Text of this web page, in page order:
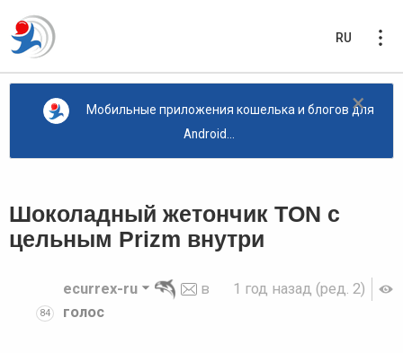
RU
×
Мобильные приложения кошелька и блогов для
Android...
Шоколадный жетончик TON с
цельным Prizm внутри
1 год назад (ред. 2)
84
ecurrex-ru
в
голос